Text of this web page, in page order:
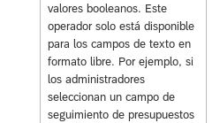
valores booleanos. Este
operador solo está disponible
para los campos de texto en
formato libre. Por ejemplo, si
los administradores
seleccionan un campo de
seguimiento de presupuestos